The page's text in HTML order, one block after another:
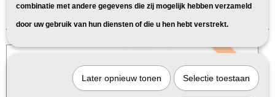
SALE
combinatie met andere gegevens die zij mogelijk hebben verzameld
door uw gebruik van hun diensten of die u hen hebt verstrekt.
Later opnieuw tonen Selectie toestaan